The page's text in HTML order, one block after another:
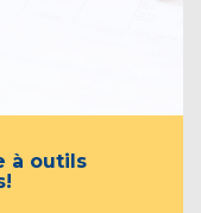
à outils